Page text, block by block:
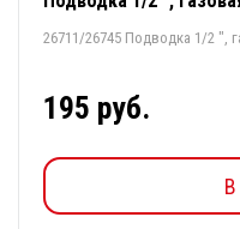
26711/26745 Подводка 1/2 ",
195 руб.
В